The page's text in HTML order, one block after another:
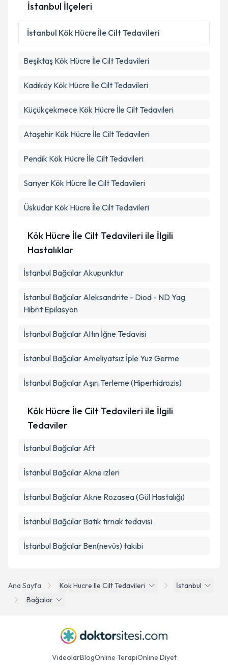
Kişisel verilerimin işlenmesine ilişkinAydınlatma
Metni'ni okudum ve kişisel verilerimin belirtilen
kapsamda işlenmesini kabul ediyorum.
Ana Sayfa Kok Hucre Ile Cilt Tedavileri
İstanbul
Bağcılar
İstanbul İlçeleri
İstanbul Kök Hücre İle Cilt Tedavileri
Beşiktaş Kök Hücre İle Cilt Tedavileri
Kadıköy Kök Hücre İle Cilt Tedavileri
Küçükçekmece Kök Hücre İle Cilt Tedavileri
Ataşehir Kök Hücre İle Cilt Tedavileri
Pendik Kök Hücre İle Cilt Tedavileri
Sarıyer Kök Hücre İle Cilt Tedavileri
Üsküdar Kök Hücre İle Cilt Tedavileri
Kök Hücre İle Cilt Tedavileri ile İlgili
Hastalıklar
İstanbul Bağcılar Akupunktur
İstanbul Bağcılar Aleksandrite - Diod - ND Yag
Hibrit Epilasyon
İstanbul Bağcılar Altın İğne Tedavisi
İstanbul Bağcılar Ameliyatsız İple Yuz Germe
İstanbul Bağcılar Aşırı Terleme (Hiperhidrozis)
Kök Hücre İle Cilt Tedavileri ile İlgili
Tedaviler
İstanbul Bağcılar Aft
İstanbul Bağcılar Akne izleri
İstanbul Bağcılar Akne Rozasea (Gül Hastalığı)
İstanbul Bağcılar Batık tırnak tedavisi
İstanbul Bağcılar Ben(nevüs) takibi
VideolarBlogOnline TerapiOnline Diyet